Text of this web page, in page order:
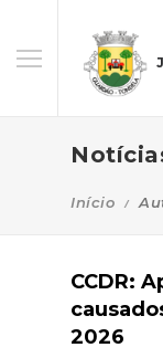
Início
CCDR:
2026